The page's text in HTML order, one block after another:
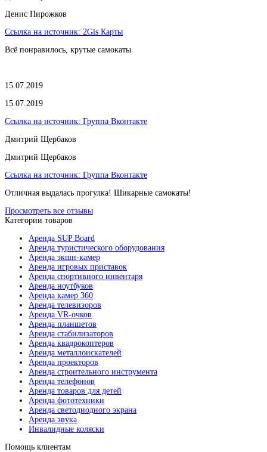
​Денис Пирожков
Ссылка на источник: 2Gis Карты
Всё понравилось, крутые самокаты
15.07.2019
15.07.2019
Ссылка на источник: Группа Вконтакте
Дмитрий Щербаков
Дмитрий Щербаков
Ссылка на источник: Группа Вконтакте
Отличная выдалась прогулка! Шикарные самокаты!
Просмотреть все отзывы
Категории товаров
Аренда SUP Board
Аренда туристического оборудования
Аренда экшн-камер
Аренда игровых приставок
Аренда спортивного инвентаря
Аренда ноутбуков
Аренда камер 360
Аренда телевизоров
Аренда VR-очков
Аренда планшетов
Аренда стабилизаторов
Аренда квадрокоптеров
Аренда металлоискателей
Аренда проекторов
Аренда строительного инструмента
Аренда телефонов
Аренда товаров для детей
Аренда фототехники
Аренда светодиодного экрана
Аренда звука
Инвалидные коляски
Помощь клиентам